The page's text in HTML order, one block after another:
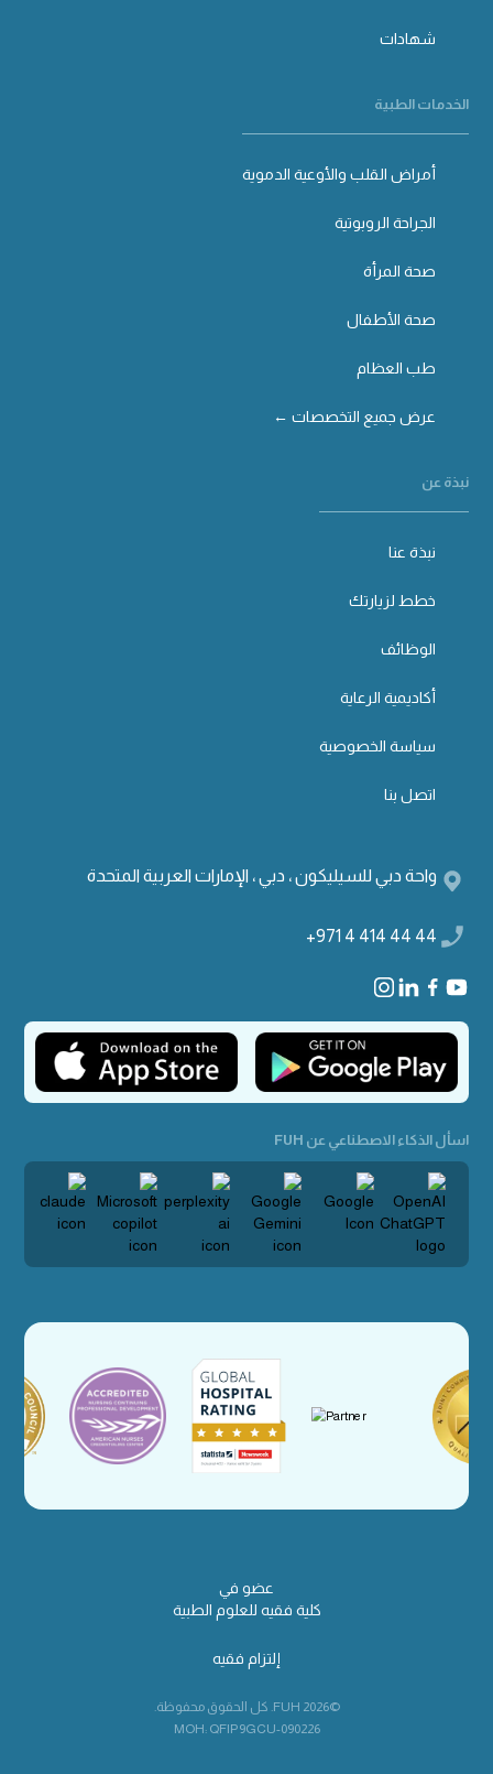
شهادات
الخدمات الطبية
أمراض القلب والأوعية الدموية
الجراحة الروبوتية
صحة المرأة
صحة الأطفال
طب العظام
عرض جميع التخصصات ←
نبذة عن
نبذة عنا
خطط لزيارتك
الوظائف
أكاديمية الرعاية
سياسة الخصوصية
اتصل بنا
واحة دبي للسيليكون ، دبي ، الإمارات العربية المتحدة
+971 4 414 44 44
اسأل الذكاء الاصطناعي عن FUH
عضو في
كلية فقيه للعلوم الطبية
إلتزام فقيه
©2026 FUH. كل الحقوق محفوظة.
MOH: QFIP9GCU-090226